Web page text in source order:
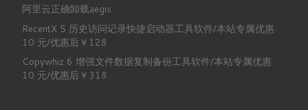
阿里云正确卸载aegis
RecentX 5 历史访问记录快捷启动器工具软件/本站专属优惠
10 元/优惠后￥128
Copywhiz 6 增强文件数据复制备份工具软件/本站专属优惠
10 元/优惠后￥318